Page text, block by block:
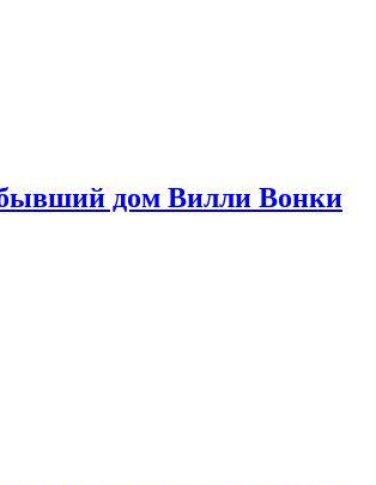
дом Вилли Вонки